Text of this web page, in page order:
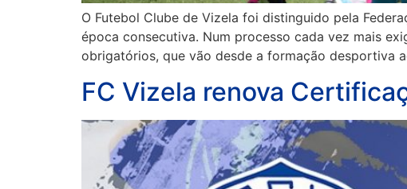
O Futebol Clube de Vizela foi distinguido pela
época consecutiva. Num processo cada vez mais
obrigatórios, que vão desde a formação desportiva
FC Vizela renova